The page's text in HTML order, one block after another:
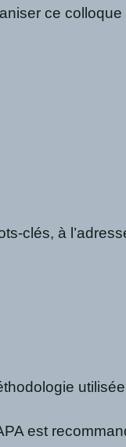
ce
clés, à
est